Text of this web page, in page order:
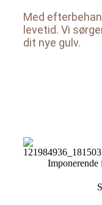
Med
levetid. Vi
dit nye gulv.